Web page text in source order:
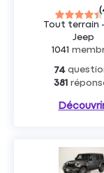
(
Tout terrain
Jeep
1041
74
381